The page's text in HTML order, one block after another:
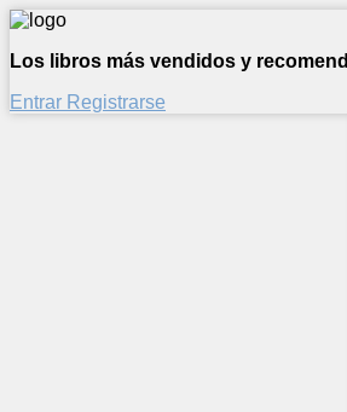
Los libros más vendidos y
Entrar Registrarse